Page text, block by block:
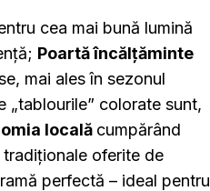
cea mai bună lumină
Poartă încălțăminte
mai ales în sezonul
„tablourile” colorate sunt,
locală cumpărând
oferite de
perfectă – ideal pentru